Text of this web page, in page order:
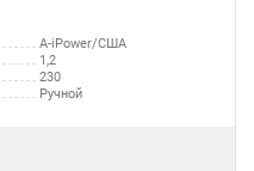
A-iPower/США
1,2
230
Ручной